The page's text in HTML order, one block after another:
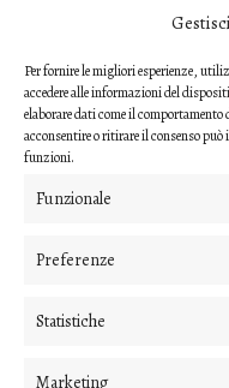
Per fornire le migliori esperienze,
accedere alle informazioni del
elaborare dati come il
acconsentire o ritirare il consenso
funzioni.
Funzionale
Preferenze
Statistiche
Marketing
MODELLO REFEREE
Scarica il questionario di
(modello per i referee)
CODICE ETICO
COME INVIARE UN
Gli articoli o i contributi da